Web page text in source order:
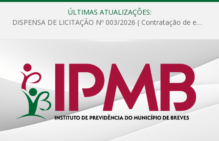
ÚLTIMAS ATUALIZAÇÕES:
DISPENSA DE LICITAÇÃO Nº 003/2026 ( Contratação de empresa para fornecimento de gêneros alimentícios não perecíveis, materiais de expediente, descartáveis, copa e cozinha, para análise e posterior publicação.)